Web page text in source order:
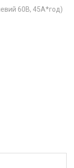
60В, 45А*год)